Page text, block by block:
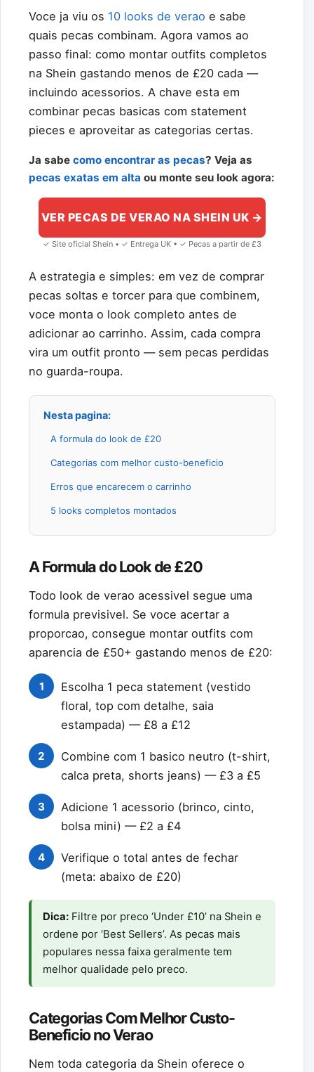
Voce ja viu os 10 looks de verao e sabe
quais pecas combinam. Agora vamos ao
passo final: como montar outfits completos
na Shein gastando menos de £20 cada —
incluindo acessorios. A chave esta em
combinar pecas basicas com statement
pieces e aproveitar as categorias certas.
Ja sabe como encontrar as pecas? Veja as
pecas exatas em alta ou monte seu look agora:
VER PECAS DE VERAO NA SHEIN UK →
✓ Site oficial Shein • ✓ Entrega UK • ✓ Pecas a partir de £3
A estrategia e simples: em vez de comprar
pecas soltas e torcer para que combinem,
voce monta o look completo antes de
adicionar ao carrinho. Assim, cada compra
vira um outfit pronto — sem pecas perdidas
no guarda-roupa.
Nesta pagina:
A formula do look de £20
Categorias com melhor custo-beneficio
Erros que encarecem o carrinho
5 looks completos montados
A Formula do Look de £20
Todo look de verao acessivel segue uma
formula previsivel. Se voce acertar a
proporcao, consegue montar outfits com
aparencia de £50+ gastando menos de £20:
1
Escolha 1 peca statement (vestido
floral, top com detalhe, saia
estampada) — £8 a £12
2
Combine com 1 basico neutro (t-shirt,
calca preta, shorts jeans) — £3 a £5
3
Adicione 1 acessorio (brinco, cinto,
bolsa mini) — £2 a £4
4
Verifique o total antes de fechar
(meta: abaixo de £20)
Dica: Filtre por preco ‘Under £10’ na Shein e
ordene por ‘Best Sellers’. As pecas mais
populares nessa faixa geralmente tem
melhor qualidade pelo preco.
Categorias Com Melhor Custo-
Beneficio no Verao
Nem toda categoria da Shein oferece o